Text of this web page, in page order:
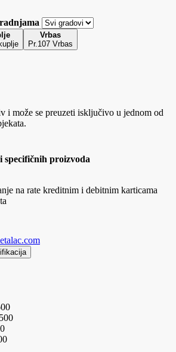
Vrbas
Pr.107 Vrbas
i može se preuzeti isključivo u jednom od
proizvoda
na rate kreditnim i debitnim karticama